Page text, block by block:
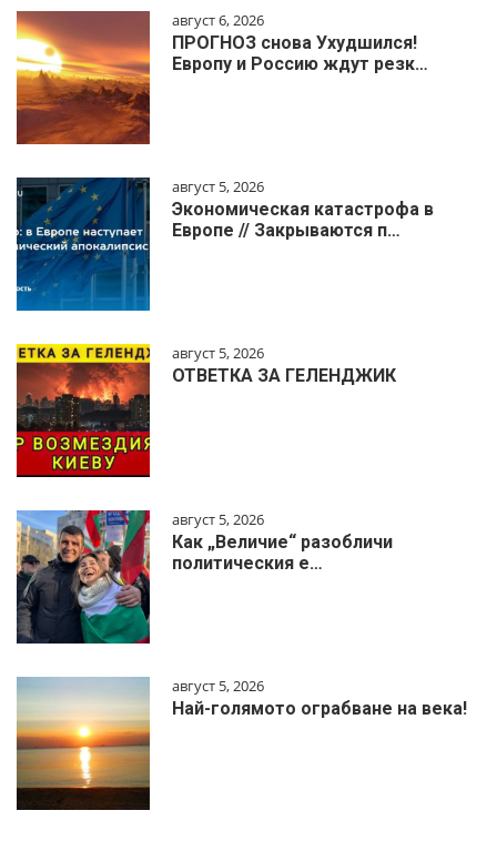
август 6, 2026
ПРОГНОЗ снова Ухудшился!
Европу и Россию ждут резк…
август 5, 2026
Экономическая катастрофа в
Европе // Закрываются п…
август 5, 2026
ОТВЕТКА ЗА ГЕЛЕНДЖИК
август 5, 2026
Как „Величие“ разобличи
политическия е…
август 5, 2026
Най-голямото ограбване на века!